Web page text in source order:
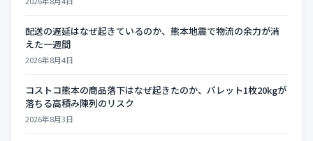
配送の遅延はなぜ起きているのか、熊本地震で物流の余力が消
えた一週間
2026年8月4日
コストコ熊本の商品落下はなぜ起きたのか、パレット1枚20kgが
落ちる高積み陳列のリスク
2026年8月3日